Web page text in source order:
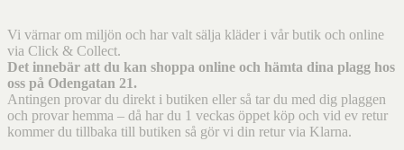
Vi värnar om miljön och har valt sälja kläder i vår butik och online
via Click & Collect.
Det innebär att du kan shoppa online och hämta dina plagg hos
oss på Odengatan 21.
Antingen provar du direkt i butiken eller så tar du med dig plaggen
och provar hemma – då har du 1 veckas öppet köp och vid ev retur
kommer du tillbaka till butiken så gör vi din retur via Klarna.